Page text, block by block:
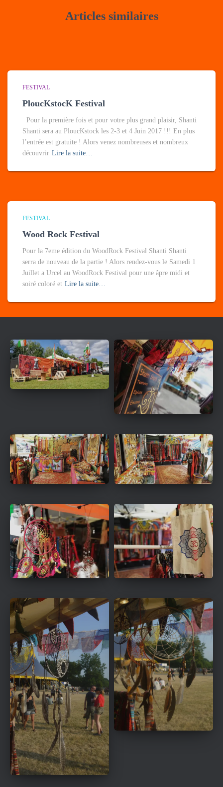
Articles similaires
FESTIVAL
PloucKstocK Festival
Pour la première fois et pour votre plus grand plaisir, Shanti
Shanti sera au PloucKstock les 2-3 et 4 Juin 2017 !!! En plus
l’entrée est gratuite ! Alors venez nombreuses et nombreux
découvrir Lire la suite…
FESTIVAL
Wood Rock Festival
Pour la 7eme édition du WoodRock Festival Shanti Shanti
serra de nouveau de la partie ! Alors rendez-vous le Samedi 1
Juillet a Urcel au WoodRock Festival pour une âpre midi et
soiré coloré et Lire la suite…